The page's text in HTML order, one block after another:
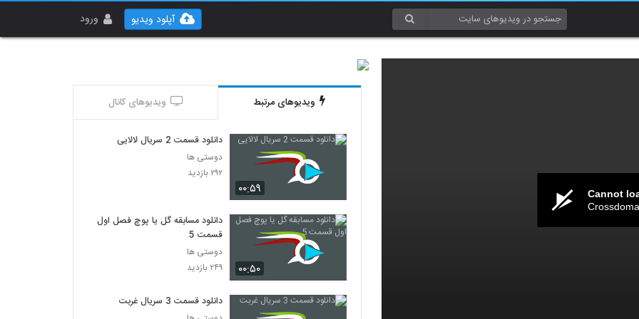
ورود آپلود ویدیو
Cannot
ویدیوهای مرتبط ویدیوهای کانال
۰۰:۵۹
دانلود قسمت 2 سریال لالایی
دوستی ها
۲۹۲ بازدید
۰۰:۵۰
دانلود مسابقه گل یا پوچ فصل اول
قسمت 5
دوستی ها
۲۴۹ بازدید
دانلود قسمت 3 سریال غربت